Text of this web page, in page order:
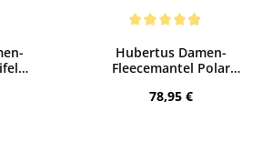
Bewerten
Hubertus Damen-
Fleecemantel Polar
Regulärer Preis:
78,95 €